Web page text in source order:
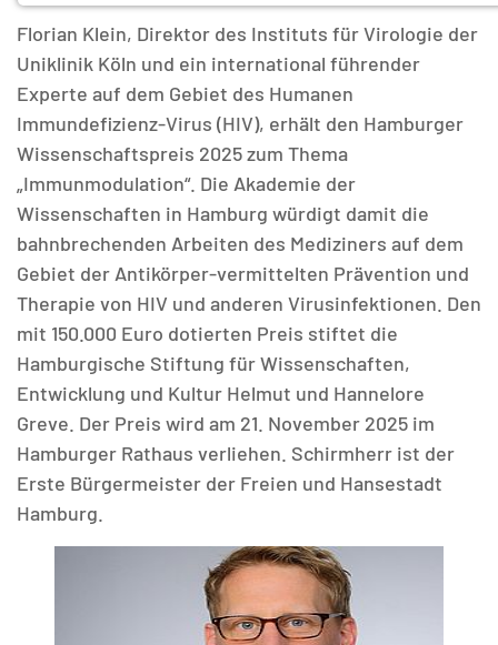
Florian Klein, Direktor des Instituts für Virologie der
Uniklinik Köln und ein international führender
Experte auf dem Gebiet des Humanen
Immundefizienz-Virus (HIV), erhält den Hamburger
Wissenschaftspreis 2025 zum Thema
„Immunmodulation“. Die Akademie der
Wissenschaften in Hamburg würdigt damit die
bahnbrechenden Arbeiten des Mediziners auf dem
Gebiet der Antikörper-vermittelten Prävention und
Therapie von HIV und anderen Virusinfektionen. Den
mit 150.000 Euro dotierten Preis stiftet die
Hamburgische Stiftung für Wissenschaften,
Entwicklung und Kultur Helmut und Hannelore
Greve. Der Preis wird am 21. November 2025 im
Hamburger Rathaus verliehen. Schirmherr ist der
Erste Bürgermeister der Freien und Hansestadt
Hamburg.
MATOMO (INTERNE STATISTIK)
Diese Informationen helfen uns zu verstehen, wie
unsere Besucher unsere Website nutzen.
Matomo